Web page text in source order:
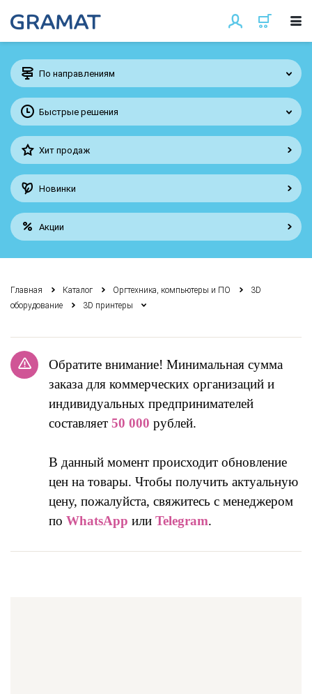
По направлениям
Быстрые решения
Хит продаж
Новинки
Акции
Главная Каталог Оргтехника, компьютеры и ПО
3D
оборудование
3D принтеры
Обратите внимание! Минимальная сумма
заказа для коммерческих организаций и
индивидуальных предпринимателей
составляет 50 000 рублей.
В данный момент происходит обновление
цен на товары. Чтобы получить актуальную
цену, пожалуйста, свяжитесь с менеджером
по WhatsApp или Telegram.